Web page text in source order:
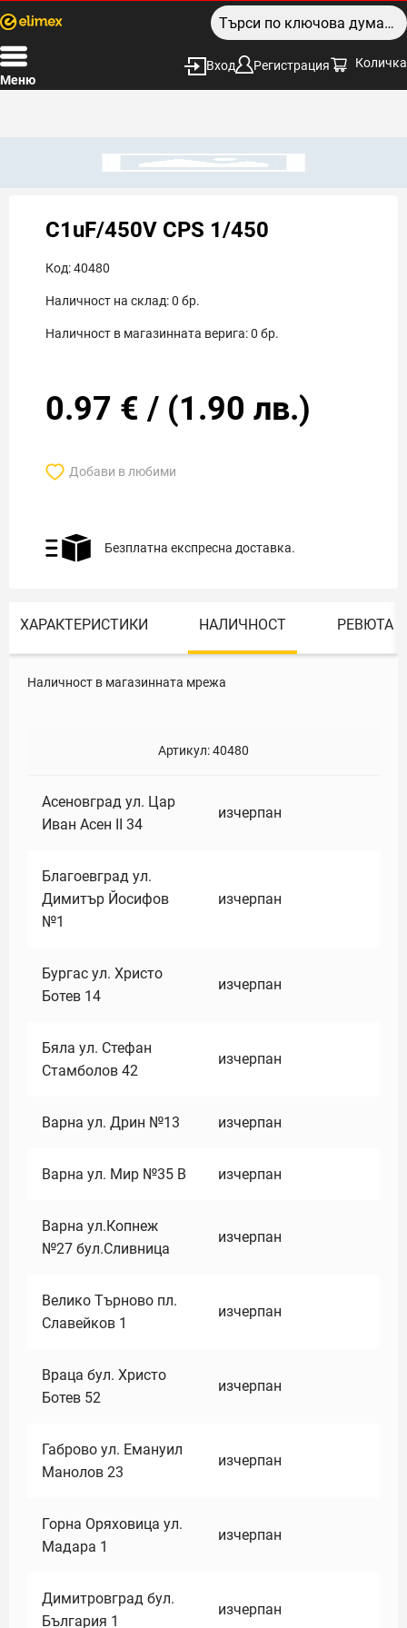
Меню
Вход Регистрация Количка
C1uF/450V CPS 1/450
Код:40480
Наличност на склад:0 бр.
Наличност в магазинната верига:0 бр.
0.97 € / (1.90 лв.)
Добави в любими
Безплатна експресна доставка.
ХАРАКТЕРИСТИКИ НАЛИЧНОСТ РЕВЮТА
Наличност в магазинната мрежа
Артикул:40480
Асеновград ул. Цар
Иван Асен II 34
изчерпан
Благоевград ул.
Димитър Йосифов
№1
изчерпан
Бургас ул. Христо
Ботев 14
изчерпан
Бяла ул. Стефан
Стамболов 42
изчерпан
Варна ул. Дрин №13 изчерпан
Варна ул. Мир №35 В изчерпан
Варна ул.Копнеж
№27 бул.Сливница
изчерпан
Велико Търново пл.
Славейков 1
изчерпан
Враца бул. Христо
Ботев 52
изчерпан
Габрово ул. Емануил
Манолов 23
изчерпан
Горна Оряховица ул.
Мадара 1
изчерпан
Димитровград бул.
България 1
изчерпан